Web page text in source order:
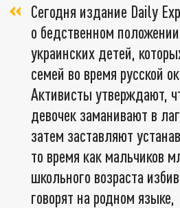
Сегодня издание Daily
о бедственном
украинских детей,
семей во время русской
Активисты утверждают,
девочек заманивают в
затем заставляют
то время как мальчиков
школьного возраста
говорят на родном языке,